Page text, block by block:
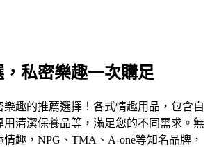
私密樂趣一次購足
趣的推薦選擇！各式情趣用品，包含自
清潔保養品等，滿足您的不同需求。無
趣，NPG、TMA、A-one等知名品牌，